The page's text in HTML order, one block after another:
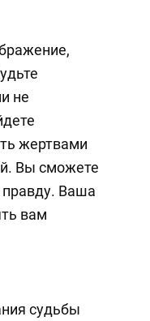
не
жертвами
Вы сможете
правду. Ваша
вам
судьбы